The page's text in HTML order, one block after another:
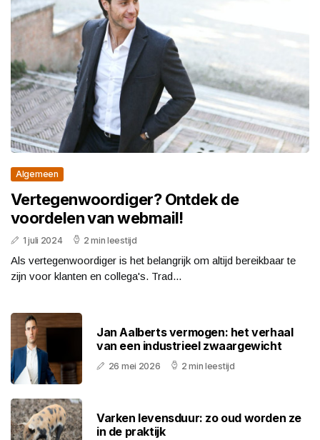
Algemeen
Vertegenwoordiger? Ontdek de
voordelen van webmail!
1 juli 2024 2 min leestijd
Als vertegenwoordiger is het belangrijk om altijd bereikbaar te
zijn voor klanten en collega's. Trad...
Jan Aalberts vermogen: het verhaal
van een industrieel zwaargewicht
26 mei 2026 2 min leestijd
Varken levensduur: zo oud worden ze
in de praktijk